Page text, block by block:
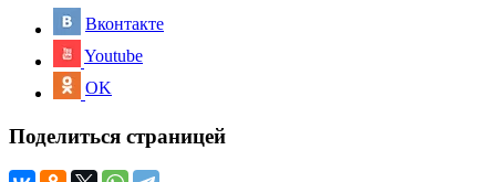
Вконтакте
Youtube
OK
Поделиться страницей